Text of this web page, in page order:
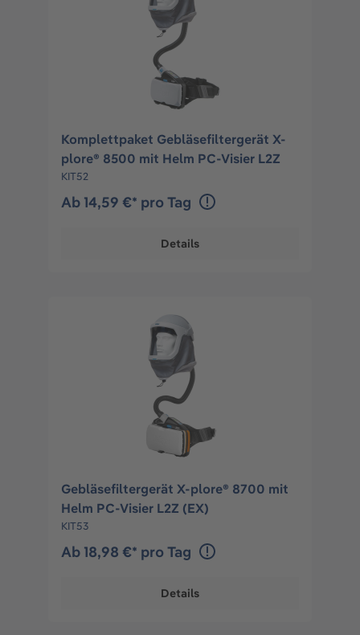
Komplettpaket Gebläsefiltergerät X-
plore® 8500 mit Helm PC-Visier L2Z
KIT52
Ab 14,59 €* pro Tag
Details
Gebläsefiltergerät X-plore® 8700 mit
Helm PC-Visier L2Z (EX)
KIT53
Ab 18,98 €* pro Tag
Details